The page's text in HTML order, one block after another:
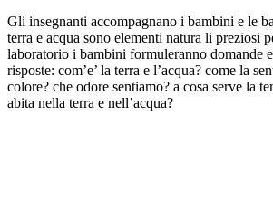
Gli insegnanti accompagnano i bambini e le
terra e acqua sono elementi natura li preziosi
laboratorio i bambini formuleranno domande
risposte: com’e’ la terra e l’acqua? come la
colore? che odore sentiamo? a cosa serve la
abita nella terra e nell’acqua?